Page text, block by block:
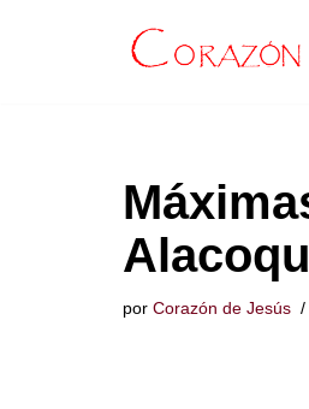
por Corazón de Jesús